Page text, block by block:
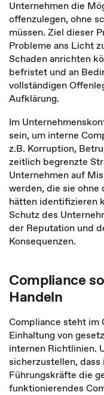
Unternehmen die
offenzulegen, ohne
müssen. Ziel dieser
Probleme ans Licht
Schaden anrichten
befristet und an
vollständigen
Aufklärung.
Im
sein, um interne
z.B. Korruption,
zeitlich begrenzte
Unternehmen auf
werden, die sie
hätten identifizieren
Schutz des
der Reputation und
Konsequenzen.
Compliance
Handeln
Compliance steht im
Einhaltung von
internen Richtlinien.
sicherzustellen,
Führungskräfte die
funktionierendes